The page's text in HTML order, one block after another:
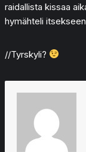
raidallista kissaa
hymähteli
//Tyrskyli?